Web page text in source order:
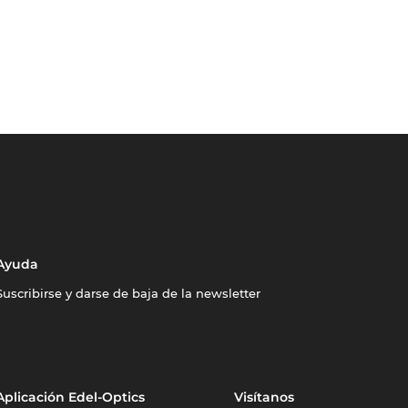
y darse de baja de la newsletter
Edel-Optics Visítanos